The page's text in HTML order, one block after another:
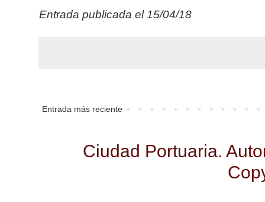
Entrada publicada el15/04/18
Entrada más reciente
Ciudad Portuaria.